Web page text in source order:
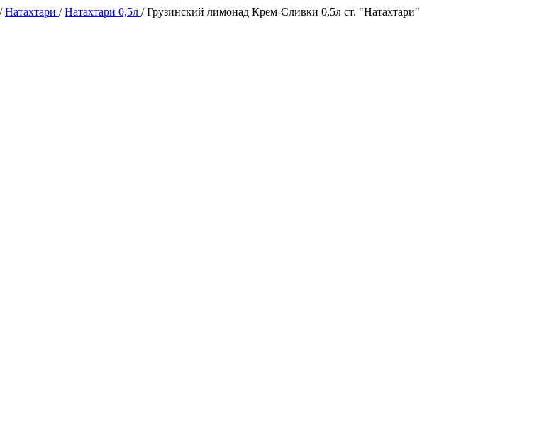
/Натахтари /Натахтари 0,5л /Грузинский лимонад Крем-Сливки 0,5л ст. "Натахтари"